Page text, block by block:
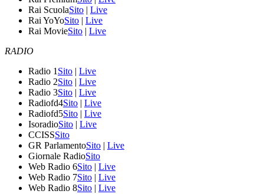
Rai ScuolaSito | Live
Rai YoYoSito | Live
Rai MovieSito | Live
RADIO
Radio 1 Sito | Live
Radio 2Sito | Live
Radio 3Sito | Live
Radiofd4Sito | Live
Radiofd5Sito | Live
IsoradioSito | Live
CCISSSito
GR ParlamentoSito | Live
Giornale RadioSito
Web Radio 6Sito | Live
Web Radio 7Sito | Live
Web Radio 8Sito | Live